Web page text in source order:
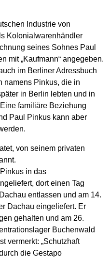
Industrie von
Kolonialwarenhändler
seines Sohnes Paul
mit „Kaufmann“ angegeben.
im Berliner Adressbuch
namens Pinkus, die in
in Berlin lebten und in
familiäre Beziehung
Paul Pinkus kann aber
von seinem privaten
in das
dort einen Tag
entlassen und am 14.
Dachau eingeliefert. Er
gehalten und am 26.
Buchenwald
vermerkt: „Schutzhaft
die Gestapo